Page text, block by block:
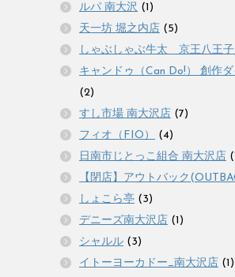
ルパ 南大沢 (1)
天一坊 堀之内店 (5)
しゃぶしゃぶ牛太 京王八王子
キャンドゥ（Can Do!） 創作
(2)
すし市場 南大沢店 (7)
フィオ（FIO）
(4)
日南市じとっこ組合 南大沢店
【閉店】アウトバック
しょこら亭 (3)
デニーズ南大沢店 (1)
シャルル (3)
イトーヨーカドー_南大沢店 (1)